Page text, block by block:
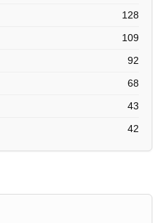
128
109
92
68
43
42